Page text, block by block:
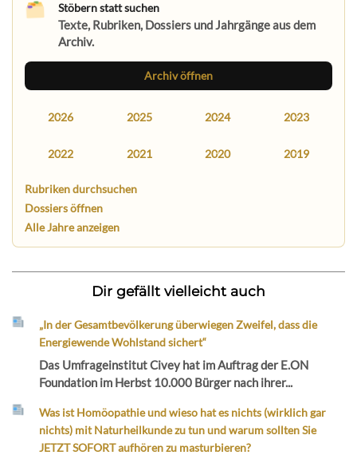
Stöbern statt suchen
Texte, Rubriken, Dossiers und Jahrgänge aus dem
Archiv.
Archiv öffnen
2026 2025 2024 2023
2022 2021 2020 2019
Rubriken durchsuchen
Dossiers öffnen
Alle Jahre anzeigen
Dir gefällt vielleicht auch
„In der Gesamtbevölkerung überwiegen Zweifel, dass die
Energiewende Wohlstand sichert“
Das Umfrageinstitut Civey hat im Auftrag der E.ON
Foundation im Herbst 10.000 Bürger nach ihrer...
Was ist Homöopathie und wieso hat es nichts (wirklich gar
nichts) mit Naturheilkunde zu tun und warum sollten Sie
JETZT SOFORT aufhören zu masturbieren?